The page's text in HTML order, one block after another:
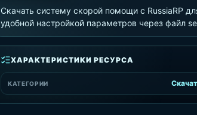
Скачать систему скорой помощи с RussiaRP
удобной настройкой параметров через файл
ХАРАКТЕРИСТИКИ РЕСУРСА
КАТЕГОРИИ